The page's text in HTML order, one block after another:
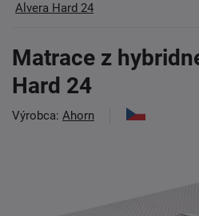
Alvera Hard 24
Matrace z
Hard 24
Výrobca: Ahorn